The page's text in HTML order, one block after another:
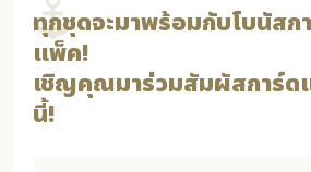
ทุกชุดจะมาพร้อมกับโบนัสก
แพ็ค!
เชิญคุณมาร่วมสัมผัสการ์ด
นี้!